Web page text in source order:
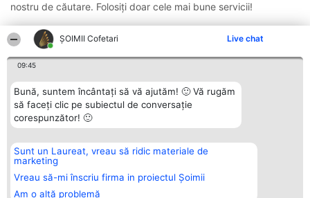
ȘOIMII Cofetari Live chat
09:45
Bună, suntem încântați să vă ajutăm! 🙂 Vă rugăm
să faceți clic pe subiectul de conversație
corespunzător! 🙂
Sunt un Laureat, vreau să ridic materiale de
marketing
Vreau să-mi înscriu firma in proiectul Șoimii
Am o altă problemă
nostru de căutare. Folosiți doar cele mai bune servicii!
Organizator Ranking
BRIGHT SOLUTIONS BR SRL
Aleea Timisul De Sus 2 Bl. A30
Sc. A Et. 4 Ap. 13 Cod 061952
București
Plebiscyt
Lista Tuturor
Laureaților
Contact